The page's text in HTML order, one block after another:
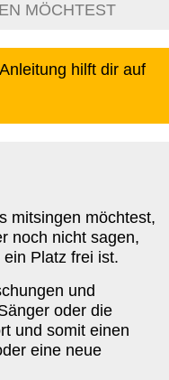
MÖCHTEST
hilft dir auf
mitsingen möchtest,
noch nicht sagen,
Platz frei ist.
und
oder die
und somit einen
eine neue